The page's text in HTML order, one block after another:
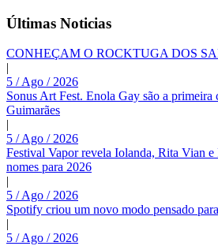
Últimas Noticias
CONHEÇAM O ROCKTUGA DOS
|
5 / Ago / 2026
Sonus Art Fest. Enola Gay são a primeira
Guimarães
|
5 / Ago / 2026
Festival Vapor revela Iolanda, Rita Vian
nomes para 2026
|
5 / Ago / 2026
Spotify criou um novo modo pensado
|
5 / Ago / 2026